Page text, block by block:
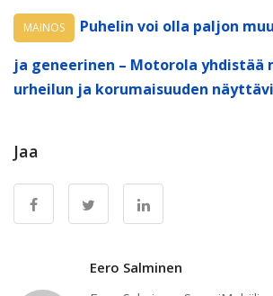
MAINOS
Puhelin voi olla paljon
ja geneerinen – Motorola yhdistää
urheilun ja korumaisuuden
Jaa
Eero Salminen